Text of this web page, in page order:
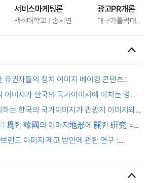
서비스마케팅론
백석대학교 송시연
광고PR개론
대구가톨릭대학교
유권자들의 정치 이미지 메이킹 콘텐츠
미지가 한국의 국가이미지에 미치는 영향 :
는 한국의 국가이미지가 관광지 이미지와
치는 영향에 관한 연구 = The Study for the
Image on Tourism Dstination
Behavioral Intention of Chinese
爲한 韓國의 이미지地形에 關한 硏究 =
national brand
지 제고 방안에 관한 연구 :